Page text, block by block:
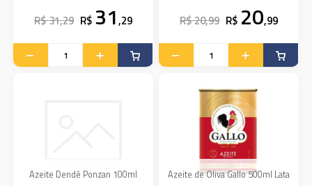
R$ 31,29 R$ 31,29 R$ 20,99 R$ 20,99
Azeite Dendê Ponzan 100ml Azeite de Oliva Gallo 500ml Lata